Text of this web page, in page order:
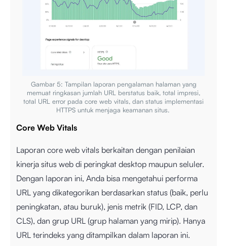
Gambar 5: Tampilan laporan pengalaman halaman yang
memuat ringkasan jumlah URL berstatus baik, total impresi,
total URL error pada core web vitals, dan status implementasi
HTTPS untuk menjaga keamanan situs.
Core Web Vitals
Laporan core web vitals berkaitan dengan penilaian
kinerja situs web di peringkat desktop maupun seluler.
Dengan laporan ini, Anda bisa mengetahui performa
URL yang dikategorikan berdasarkan status (baik, perlu
peningkatan, atau buruk), jenis metrik (FID, LCP, dan
CLS), dan grup URL (grup halaman yang mirip). Hanya
URL terindeks yang ditampilkan dalam laporan ini.